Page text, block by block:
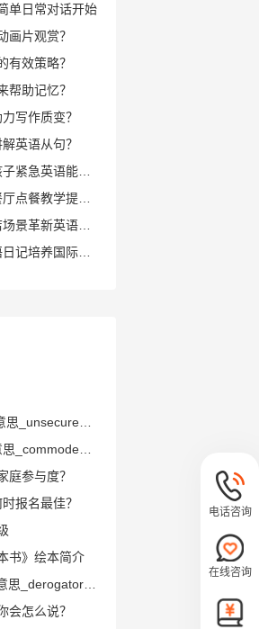
单日常对话开始
画片观赏？
有效策略？
帮助记忆？
写作质变？
英语从句？
VIPKID 如何培养孩子紧急英语能力？
VIPKID 如何通过餐厅点餐教学提升少儿英语应用能力？
VIPKID 如何用酒店场景革新英语教学？
VIPKID 如何用英语日记培养国际化人才？
unsecured是什么意思_unsecured怎么读_音标'ʌnsi'kjuәd
commode是什么意思_commode怎么读_音标kəˈməud
庭参与度？
报名最佳？
书》绘本简介
derogatory是什么意思_derogatory怎么读_音标dɪˈrɔgəˌtɔ-ri-, -ˌtəʊri-
会怎么说？
电话咨询
在线咨询